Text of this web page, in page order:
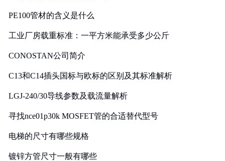
PE100管材的含义是什么
工业厂房载重标准：一平方米能承受多少公斤
CONOSTAN公司简介
C13和C14插头国标与欧标的区别及其标准解析
LGJ-240/30导线参数及载流量解析
寻找nce01p30k MOSFET管的合适替代型号
电梯的尺寸有哪些规格
镀锌方管尺寸一般有哪些